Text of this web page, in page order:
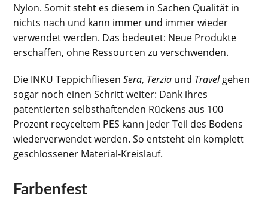
Nylon. Somit steht es diesem in Sachen Qualität in
nichts nach und kann immer und immer wieder
verwendet werden. Das bedeutet: Neue Produkte
erschaffen, ohne Ressourcen zu verschwenden.
Die INKU TeppichfliesenSera, Terzia und Travelgehen
sogar noch einen Schritt weiter: Dank ihres
patentierten selbsthaftenden Rückens aus 100
Prozent recyceltem PES kann jeder Teil des Bodens
wiederverwendet werden. So entsteht ein komplett
geschlossener Material-Kreislauf.
Farbenfest